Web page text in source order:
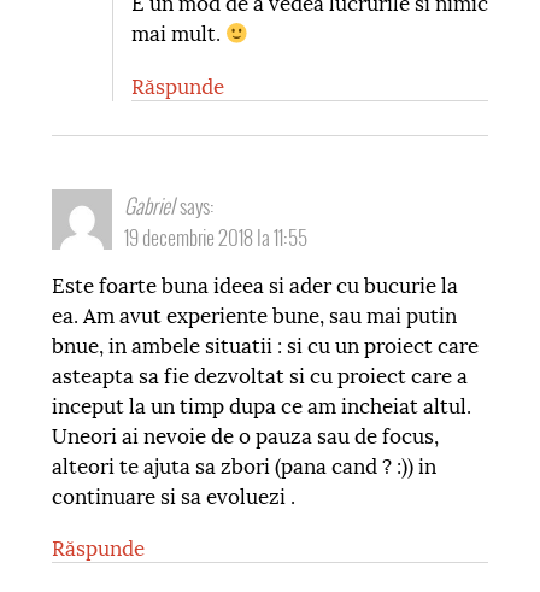
mai mult.
Răspunde
Gabrielsays:
19 decembrie 2018 la 11:55
Este foarte buna ideea si ader cu bucurie la
ea. Am avut experiente bune, sau mai putin
bnue, in ambele situatii : si cu un proiect care
asteapta sa fie dezvoltat si cu proiect care a
inceput la un timp dupa ce am incheiat altul.
Uneori ai nevoie de o pauza sau de focus,
alteori te ajuta sa zbori (pana cand ? :)) in
continuare si sa evoluezi .
Răspunde